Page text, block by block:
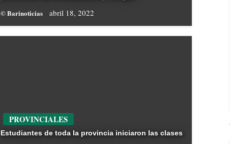
© Barinoticias abril 18, 2022
PROVINCIALES
Estudiantes de toda la provincia iniciaron las clases